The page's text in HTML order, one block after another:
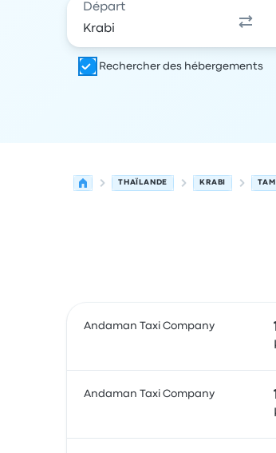
Départ
Rechercher des hébergements
THAÏLANDE KRABI
Andaman Taxi Company
Andaman Taxi Company